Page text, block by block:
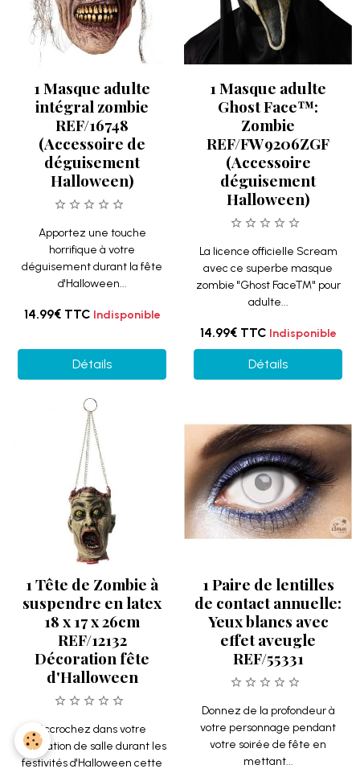
1 Masque adulte
intégral zombie
REF/16748
(Accessoire de
déguisement
Halloween)
Apportez une touche
horrifique à votre
déguisement durant la fête
d'Halloween...
14.99€ TTC Indisponible
Détails
1 Masque adulte
Ghost Face™:
Zombie
REF/FW9206ZGF
(Accessoire
déguisement
Halloween)
La licence officielle Scream
avec ce superbe masque
zombie "Ghost Face™" pour
adulte...
14.99€ TTC Indisponible
Détails
1 Tête de Zombie à
suspendre en latex
18 x 17 x 26cm
REF/12132
Décoration fête
d'Halloween
Accrochez dans votre
décoration de salle durant les
festivités d'Halloween cette
1 Paire de lentilles
de contact annuelle:
Yeux blancs avec
effet aveugle
REF/55331
Donnez de la profondeur à
votre personnage pendant
votre soirée de fête en
mettant...